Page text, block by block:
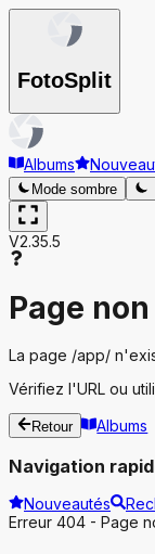
FotoSplit
Albums
Mode sombre
V2.35.5
Page
La page /app/
Vérifiez l'URL ou
Retour Albums
Navigation
Nouveautés
Erreur 404 - Page